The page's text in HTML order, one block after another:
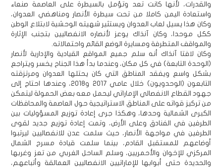
والقدرات، لأنها كانت تعد وتؤمل بالسيطرة على العاصمة صنعاء
واستعادة اليمن كاملا من تحت سيطرة الأنصار ومناهضي العدوان،
وكان هذا يسيل لعاب العدوان ويستثير شهيته الوحشية لابتلاع الوطن
ككل موحدا، وكان آنذاك يوعز لأنصاره الانفصاليين بتجنب الإثارة
والمواقف المتطرفة ومسايرة الوضع القائم واحتمالاته.
وكان لافتا آنذاك أنه سلم جميع المواقع القيادية والإدارية لأنصار
(الوحدة التابعة) في كل مكان، وعندما بدأ هذا الجناح يخسر ويتراجع
بشكل واسع ويفقد المناطق التي كان يحتلها العدوان ومرتزقته
التابعون (الوحدويون) خلال عامي 2017 و2018، وعندها احتاج إلى
جهود القطاع الانفصالي الإماراتي ليحمل معه بعض الحمولة ليتمكن
من تركيز قواته على المناطق الاستراتيجية حول العاصمة والمحافظات
الكبرى الشمالية وحدها، وهكذا جرى إعادة توزيع المسؤوليات بين
الطرفين في الفنادق وعلى الأرض، وتمت إعادة توزيع جديد لقوى
الطرفين في مواجهة الأنصار، حيث سلمت عدن للانفصاليين ليرتبوا
أوضاعهم للمستقبل القادم، بينما سلمت قيادة مسرح الشمال
المركزي للإخوان والأحمريين، وسلم الساحل الغربي من تعز وغربها
والحديدة حتى أبوابها للإماراتيين الانفصاليين العمالقة وأتباعهم،